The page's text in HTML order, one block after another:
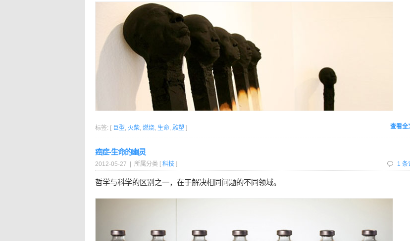
查看
标签: [ 巨型, 火柴, 燃烧, 生命, 雕塑 ]
癌症-生命的幽灵
2012-05-27 | 所属分类 [ 科技 ] 1 条
哲学与科学的区别之一，在于解决相同问题的不同领域。